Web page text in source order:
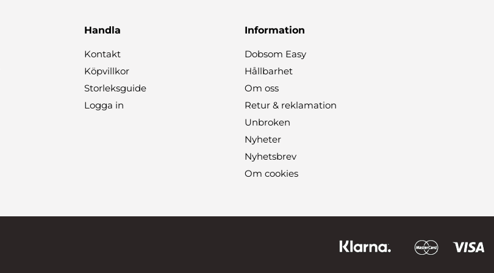
Handla
Kontakt
Köpvillkor
Storleksguide
Logga in
Information
Dobsom Easy
Hållbarhet
Om oss
Retur & reklamation
Unbroken
Nyheter
Nyhetsbrev
Om cookies